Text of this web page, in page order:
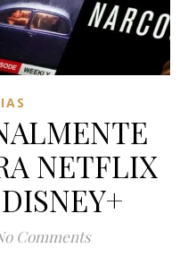
NETFLIX
Comments